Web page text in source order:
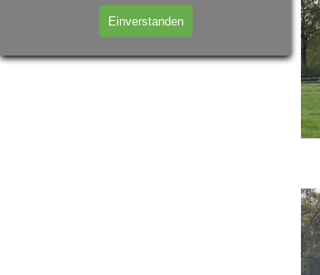
Einverstanden